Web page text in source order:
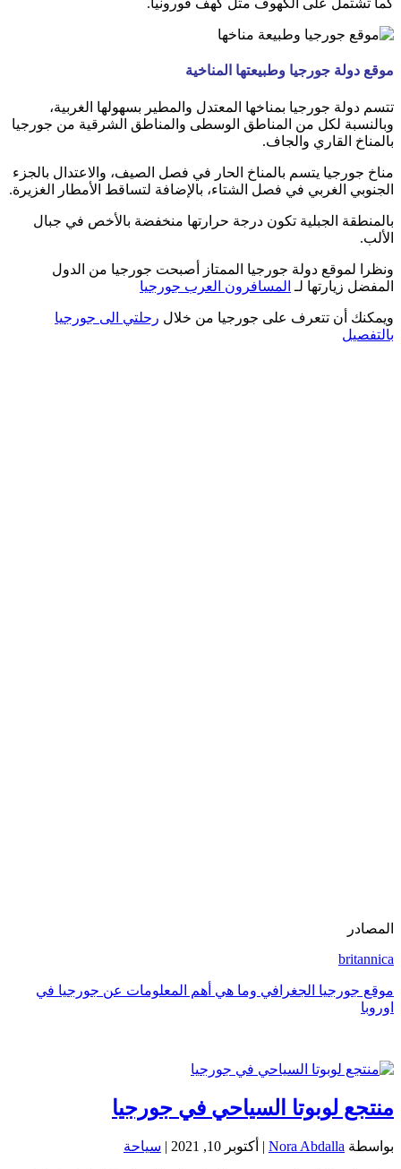
كما تشتمل على الكهوف مثل كهف فورونيا.
موقع دولة جورجيا وطبيعتها المناخية
تتسم دولة جورجيا بمناخها المعتدل والمطير بسهولها الغربية،
وبالنسبة لكل من المناطق الوسطى والمناطق الشرقية من جورجيا
بالمناخ القاري والجاف.
مناخ جورجيا يتسم بالمناخ الحار في فصل الصيف، والاعتدال بالجزء
الجنوبي الغربي في فصل الشتاء، بالإضافة لتساقط الأمطار الغزيرة.
بالمنطقة الجبلية تكون درجة حرارتها منخفضة بالأخص في جبال
الألب.
ونظرا لموقع دولة جورجيا الممتاز أصبحت جورجيا من الدول
المفضل زيارتها لـ المسافرون العرب جورجيا
ويمكنك أن تتعرف على جورجيا من خلال رحلتي الى جورجيا
بالتفصيل
المصادر
britannica
موقع جورجيا الجغرافي وما هي أهم المعلومات عن جورجيا في
اوروبا
منتجع لوبوتا السياحي في جورجيا
بواسطة Nora Abdalla
| أكتوبر 10, 2021 | سياحة